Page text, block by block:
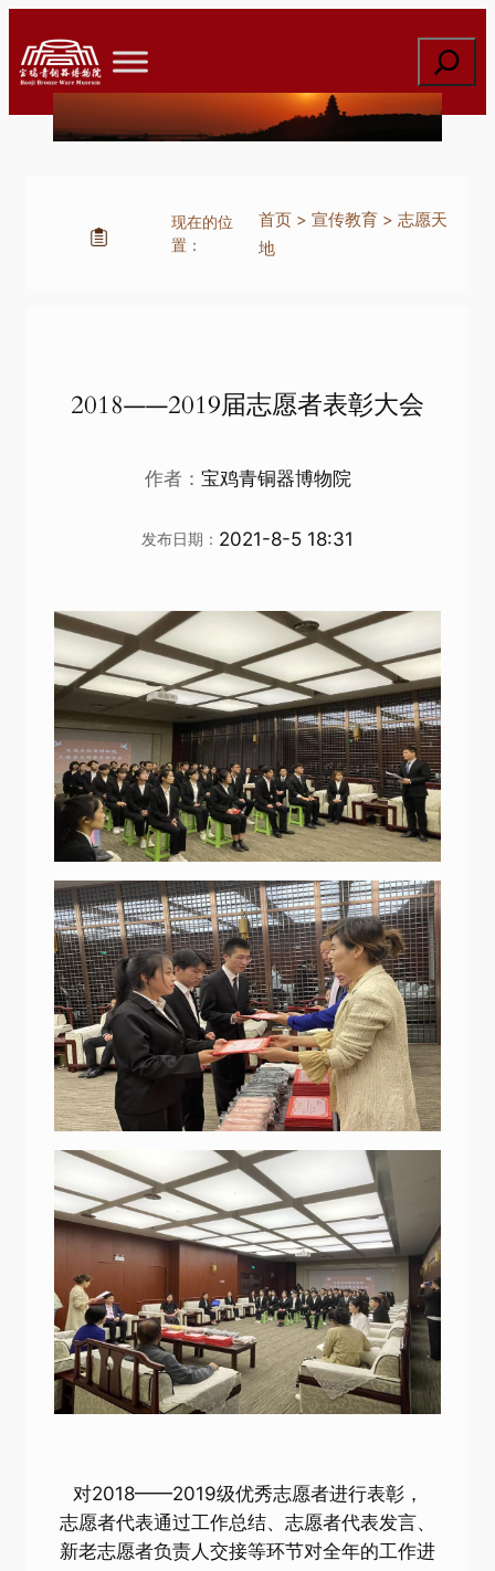
至
内
索
现在的位
置：
首页> 宣传教育> 志愿天
地
2018——2019届志愿者表彰大会
作者： 宝鸡青铜器博物院
发布日期： 2021-8-5 18:31
对2018——2019级优秀志愿者进行表彰，
志愿者代表通过工作总结、志愿者代表发言、
新老志愿者负责人交接等环节对全年的工作进